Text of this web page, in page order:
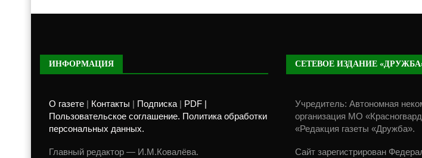
ИНФОРМАЦИЯ
О газете Контакты Подписка
PDF |
Пользовательское соглашение. Политика обработки
персональных данных.
Главный редактор — И.М.Ковалёва.
СЕТЕВОЕ ИЗДАНИЕ «ДРУЖБА»
Учредитель: Автономная
организация МО
«Редакция газеты «Дружба».
Сайт зарегистрирован